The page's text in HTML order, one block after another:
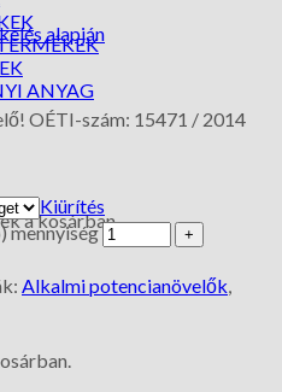
ANYAG
a kosárban.
alapján
OÉTI-szám: 15471 / 2014
Kiürítés
mennyiség
Alkalmi potencianövelők,